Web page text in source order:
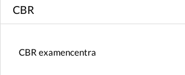
CBR
CBR examencentra